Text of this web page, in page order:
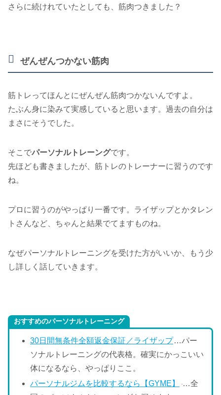
さらに続けれていたとしても、筋肉つきました？
ぜんぜんつかない筋肉
筋トレってほんとにぜんぜん筋肉つかないんですよ。
たぶん身に染みて実感していると思います。過去の自分は
まさにそうでした。
そこでパーソナルトレーングです。
先ほども書きましたが、筋トレのトレーナーに習うのです
ね。
プロに習うのがやっぱり一番です。ライザップとかタレン
トさんなど、ちゃんと結果でてますものね。
なぜパーソナルトレーニングを受けた方がいいか、もう少
し詳しく話していきます。
おすすめのパーソナルトレーニング
30日間無条件全額返金保証／ライザップ…パー
ソナルトレーニングの代表格。確実にかっこいい
体になるなら、やっぱりここ。
パーソナルジムを比較するなら【GYME】
…全